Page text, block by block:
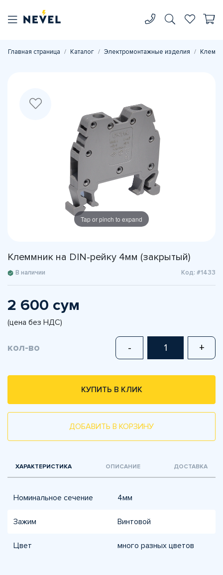
Главная страница Каталог Электромонтажные изделия
Tap or pinch to expand
Клеммник на DIN-рейку 4мм (закрытый)
В наличии Код: #1433
2 600 сум
(цена без НДС)
кол-во - +
КУПИТЬ В КЛИК
ДОБАВИТЬ В КОРЗИНУ
ХАРАКТЕРИСТИКА ОПИСАНИЕ ДОСТАВКА
Номинальное сечение 4мм
Зажим Винтовой
Цвет много разных цветов